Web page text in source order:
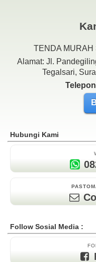
TENDA MURAH
Alamat: Jl.
Tegalsari,
Hubungi Kami
Follow Sosial Media :